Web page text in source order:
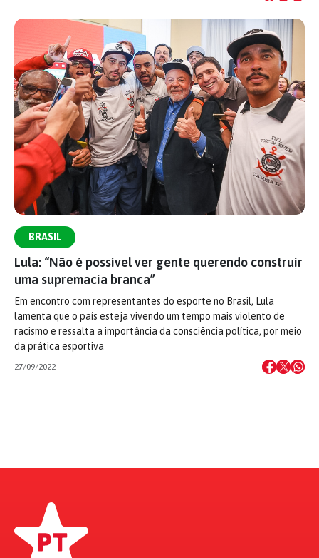
BRASIL
Lula: “Não é possível ver gente querendo construir
uma supremacia branca”
Em encontro com representantes do esporte no Brasil, Lula
lamenta que o país esteja vivendo um tempo mais violento de
racismo e ressalta a importância da consciência política, por meio
da prática esportiva
27/09/2022